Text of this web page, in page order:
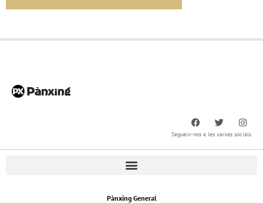
Segueix-nos a les xarxes socials
Pànxing General